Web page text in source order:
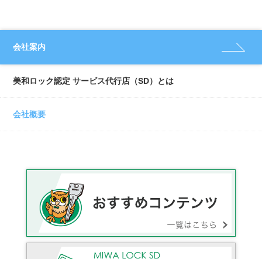
会社案内
美和ロック認定 サービス代行店（SD）とは
会社概要